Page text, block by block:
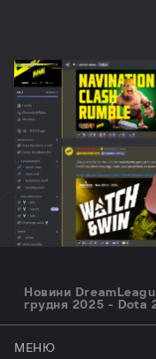
Новини
грудня 2025 - Dota
МЕНЮ